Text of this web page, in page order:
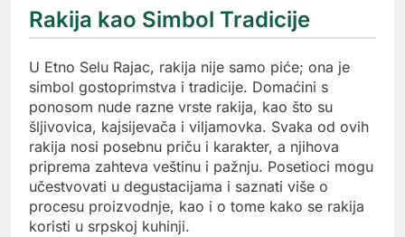
Rakija kao Simbol Tradicije
U Etno Selu Rajac, rakija nije samo piće; ona je
simbol gostoprimstva i tradicije. Domaćini s
ponosom nude razne vrste rakija, kao što su
šljivovica, kajsijevača i viljamovka. Svaka od ovih
rakija nosi posebnu priču i karakter, a njihova
priprema zahteva veštinu i pažnju. Posetioci mogu
učestvovati u degustacijama i saznati više o
procesu proizvodnje, kao i o tome kako se rakija
koristi u srpskoj kuhinji.